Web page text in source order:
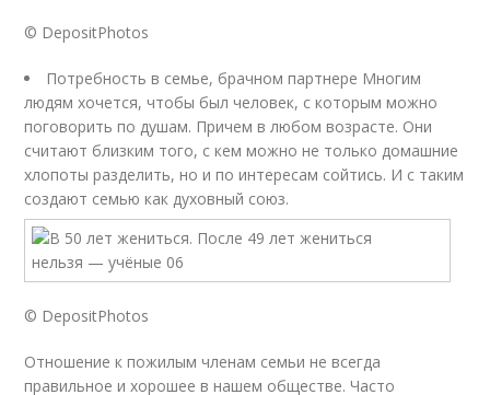
© DepositPhotos
Потребность в семье, брачном партнере Многим
людям хочется, чтобы был человек, с которым можно
поговорить по душам. Причем в любом возрасте. Они
считают близким того, с кем можно не только домашние
хлопоты разделить, но и по интересам сойтись. И с таким
создают семью как духовный союз.
© DepositPhotos
Отношение к пожилым членам семьи не всегда
правильное и хорошее в нашем обществе. Часто